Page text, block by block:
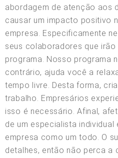
abordagem de atenção aos
causar um impacto positivo
empresa. Especificamente
seus colaboradores que
programa. Nosso programa
contrário, ajuda você a
tempo livre. Desta forma,
trabalho. Empresários
isso é necessário. Afinal,
de um especialista
empresa como um todo. O
detalhes, então não perca a